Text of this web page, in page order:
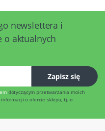
newslettera i
o aktualnych
Zapisz się
dotyczącym przetwarzania moich
o ofercie sklepu, tj. o